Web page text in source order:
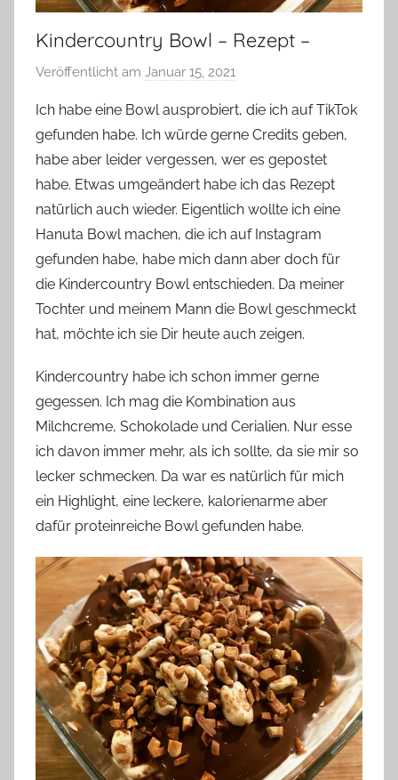
Kindercountry Bowl – Rezept –
Veröffentlicht am Januar 15, 2021
n
Y
v
o
n
n
e
Ich habe eine Bowl ausprobiert, die ich auf TikTok
gefunden habe. Ich würde gerne Credits geben,
habe aber leider vergessen, wer es gepostet
habe. Etwas umgeändert habe ich das Rezept
natürlich auch wieder. Eigentlich wollte ich eine
Hanuta Bowl machen, die ich auf Instagram
gefunden habe, habe mich dann aber doch für
die Kindercountry Bowl entschieden. Da meiner
Tochter und meinem Mann die Bowl geschmeckt
hat, möchte ich sie Dir heute auch zeigen.
Kindercountry habe ich schon immer gerne
gegessen. Ich mag die Kombination aus
Milchcreme, Schokolade und Cerialien. Nur esse
ich davon immer mehr, als ich sollte, da sie mir so
lecker schmecken. Da war es natürlich für mich
ein Highlight, eine leckere, kalorienarme aber
dafür proteinreiche Bowl gefunden habe.